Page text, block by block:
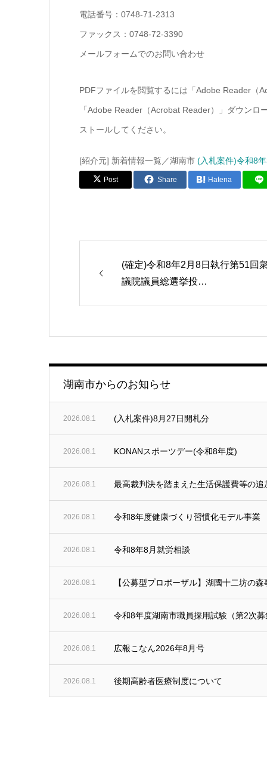
電話番号：0748-71-2313
ファックス：0748-72-3390
メールフォームでのお問い合わせ
PDFファイルを閲覧するには「Adobe Reader（
「Adobe Reader（Acrobat Reader）」ダウン
ストールしてください。
[紹介元] 新着情報一覧／湖南市 (入札案件)令和8
Post Share Hatena
(確定)令和8年2月8日執行第51回
議院議員総選挙投…
湖南市からのお知らせ
2026.08.1 (入札案件)8月27日開札分
2026.08.1 KONANスポーツデー(令和8年度)
2026.08.1 最高裁判決を踏まえた生活保護費等の追
2026.08.1 令和8年度健康づくり習慣化モデル事業
2026.08.1 令和8年8月就労相談
2026.08.1 【公募型プロポーザル】湖國十二坊の
2026.08.1 令和8年度湖南市職員採用試験（第2次
2026.08.1 広報こなん2026年8月号
2026.08.1 後期高齢者医療制度について